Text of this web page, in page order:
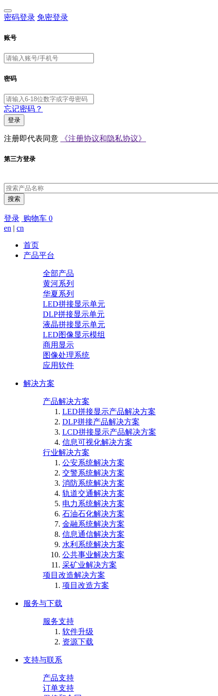
密码登录 免密登录
账号
密码
忘记密码？
登录
注册即代表同意 《注册协议和隐私协议》
第三方登录
搜索
登录 购物车 0
en | cn
首页
产品平台
全部产品
黄河系列
华夏系列
LED拼接显示单元
DLP拼接显示单元
液晶拼接显示单元
LED图像显示模组
商用显示
图像处理系统
应用软件
解决方案
产品解决方案
LED拼接显示产品解决方案
DLP拼接产品解决方案
LCD拼接显示产品解决方案
信息可视化解决方案
行业解决方案
公安系统解决方案
交警系统解决方案
消防系统解决方案
轨道交通解决方案
电力系统解决方案
石油石化解决方案
金融系统解决方案
信息通信解决方案
水利系统解决方案
公共事业解决方案
采矿业解决方案
项目改造解决方案
项目改造方案
服务与下载
服务支持
软件升级
资源下载
支持与联系
产品支持
订单支持